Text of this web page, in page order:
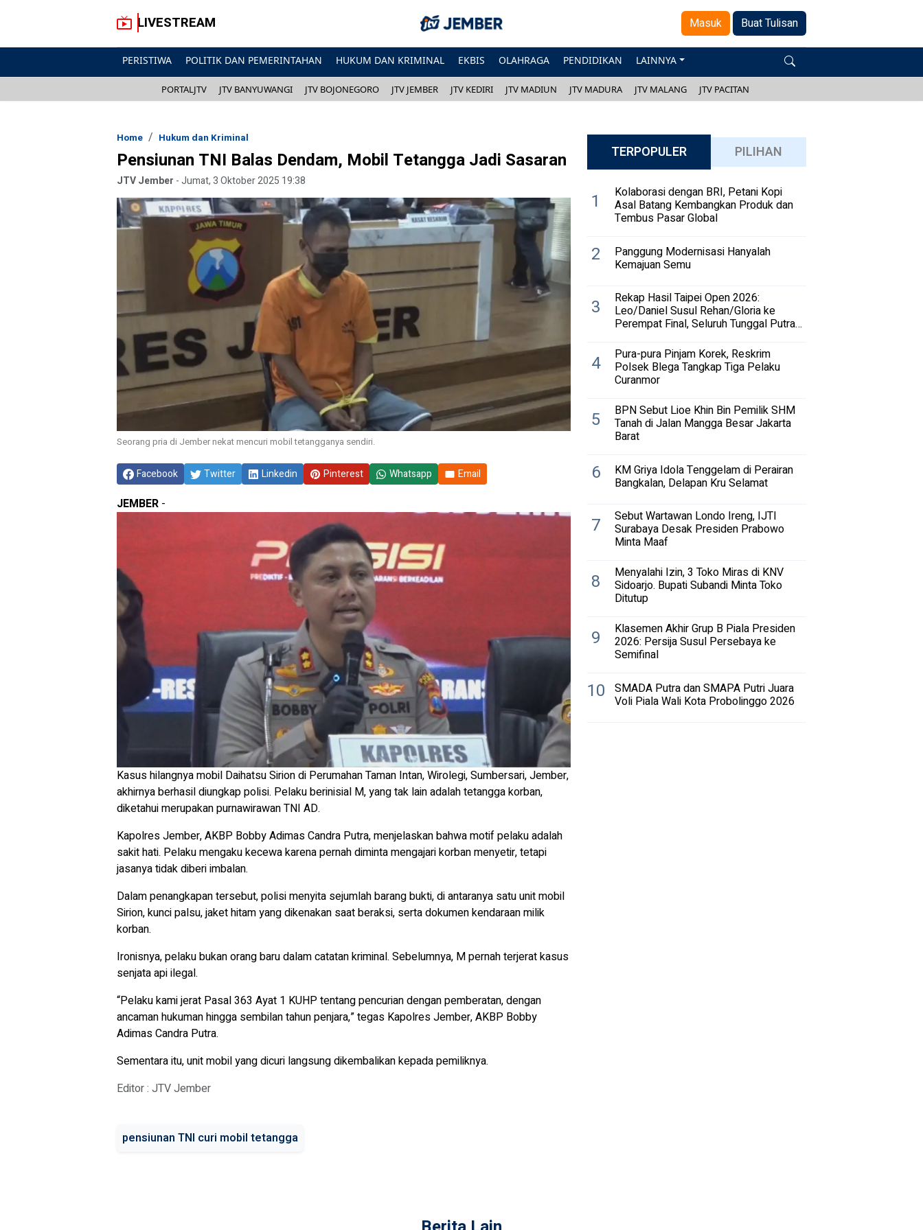
LIVESTREAM Masuk Buat Tulisan
PERISTIWA POLITIK DAN PEMERINTAHAN HUKUM DAN KRIMINAL EKBIS OLAHRAGA PENDIDIKAN LAINNYA
PORTALJTV JTV BANYUWANGI JTV BOJONEGORO JTV JEMBER JTV KEDIRI JTV MADIUN JTV MADURA JTV MALANG JTV PACITAN
Home Hukum dan Kriminal
Pensiunan TNI Balas Dendam, Mobil Tetangga Jadi Sasaran
JTV Jember -Jumat, 3 Oktober 2025 19:38
Seorang pria di Jember nekat mencuri mobil tetangganya sendiri.
Facebook Twitter Linkedin Pinterest Whatsapp Email
JEMBER -
Kasus hilangnya mobil Daihatsu Sirion di Perumahan Taman Intan, Wirolegi, Sumbersari, Jember,
akhirnya berhasil diungkap polisi. Pelaku berinisial M, yang tak lain adalah tetangga korban,
diketahui merupakan purnawirawan TNI AD.
Kapolres Jember, AKBP Bobby Adimas Candra Putra, menjelaskan bahwa motif pelaku adalah
sakit hati. Pelaku mengaku kecewa karena pernah diminta mengajari korban menyetir, tetapi
jasanya tidak diberi imbalan.
Dalam penangkapan tersebut, polisi menyita sejumlah barang bukti, di antaranya satu unit mobil
Sirion, kunci palsu, jaket hitam yang dikenakan saat beraksi, serta dokumen kendaraan milik
korban.
Ironisnya, pelaku bukan orang baru dalam catatan kriminal. Sebelumnya, M pernah terjerat kasus
senjata api ilegal.
“Pelaku kami jerat Pasal 363 Ayat 1 KUHP tentang pencurian dengan pemberatan, dengan
ancaman hukuman hingga sembilan tahun penjara,” tegas Kapolres Jember, AKBP Bobby
Adimas Candra Putra.
Sementara itu, unit mobil yang dicuri langsung dikembalikan kepada pemiliknya.
Editor : JTV Jember
pensiunan TNI curi mobil tetangga
TERPOPULER PILIHAN
1 Kolaborasi dengan BRI, Petani Kopi
Asal Batang Kembangkan Produk dan
Tembus Pasar Global
2 Panggung Modernisasi Hanyalah
Kemajuan Semu
3 Rekap Hasil Taipei Open 2026:
Leo/Daniel Susul Rehan/Gloria ke
Perempat Final, Seluruh Tunggal Putra
4 Pura-pura Pinjam Korek, Reskrim
Polsek Blega Tangkap Tiga Pelaku
Curanmor
5 BPN Sebut Lioe Khin Bin Pemilik SHM
Tanah di Jalan Mangga Besar Jakarta
Barat
6 KM Griya Idola Tenggelam di Perairan
Bangkalan, Delapan Kru Selamat
7 Sebut Wartawan Londo Ireng, IJTI
Surabaya Desak Presiden Prabowo
Minta Maaf
8 Menyalahi Izin, 3 Toko Miras di KNV
Sidoarjo. Bupati Subandi Minta Toko
Ditutup
9 Klasemen Akhir Grup B Piala Presiden
2026: Persija Susul Persebaya ke
Semifinal
10 SMADA Putra dan SMAPA Putri Juara
Voli Piala Wali Kota Probolinggo 2026